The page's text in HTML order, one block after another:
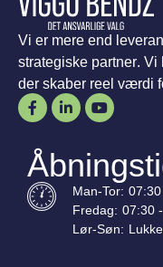
Vi er mere end
strategiske partner.
der skaber reel værdi
Man-Tor:
Fredag: 07:30
Lør-Søn: